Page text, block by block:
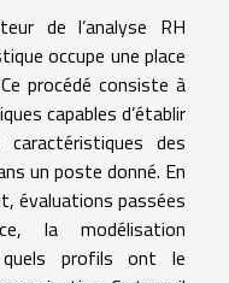
de l’analyse RH
occupe une place
procédé consiste à
capables d’établir
des
un poste donné. En
évaluations passées
la modélisation
profils ont le